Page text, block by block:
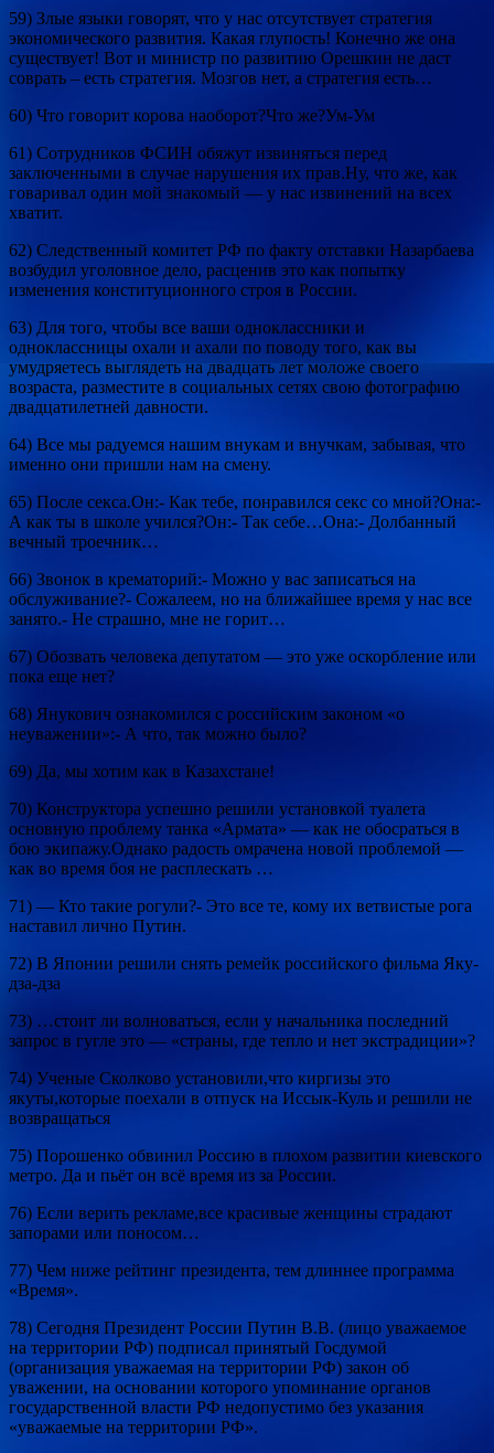
59) Злые языки говорят, что у нас отсутствует стратегия
экономического развития. Какая глупость! Конечно же она
существует! Вот и министр по развитию Орешкин не даст
соврать – есть стратегия. Мозгов нет, а стратегия есть…
60) Что говорит корова наоборот?Что же?Ум-Ум
61) Сотрудников ФСИН обяжут извиняться перед
заключенными в случае нарушения их прав.Ну, что же, как
говаривал один мой знакомый — у нас извинений на всех
хватит.
62) Следственный комитет РФ по факту отставки Назарбаева
возбудил уголовное дело, расценив это как попытку
изменения конституционного строя в России.
63) Для того, чтобы все ваши одноклассники и
одноклассницы охали и ахали по поводу того, как вы
умудряетесь выглядеть на двадцать лет моложе своего
возраста, разместите в социальных сетях свою фотографию
двадцатилетней давности.
64) Все мы радуемся нашим внукам и внучкам, забывая, что
именно они пришли нам на смену.
65) После секса.Он:- Как тебе, понравился секс со мной?Она:-
А как ты в школе учился?Он:- Так себе…Она:- Долбанный
вечный троечник…
66) Звонок в крематорий:- Можно у вас записаться на
обслуживание?- Сожалеем, но на ближайшее время у нас все
занято.- Не страшно, мне не горит…
67) Обозвать человека депутатом — это уже оскорбление или
пока еще нет?
68) Янукович ознакомился с российским законом «о
неуважении»:- А что, так можно было?
69) Да, мы хотим как в Казахстане!
70) Конструктора успешно решили установкой туалета
основную проблему танка «Армата» — как не обосраться в
бою экипажу.Однако радость омрачена новой проблемой —
как во время боя не расплескать …
71) — Кто такие рогули?- Это все те, кому их ветвистые рога
наставил лично Путин.
72) В Японии решили снять ремейк российского фильма Яку-
дза-дза
73) …стоит ли волноваться, если у начальника последний
запрос в гугле это — «страны, где тепло и нет экстрадиции»?
74) Ученые Сколково установили,что киргизы это
якуты,которые поехали в отпуск на Иссык-Куль и решили не
возвращаться
75) Порошенко обвинил Россию в плохом развитии киевского
метро. Да и пьёт он всё время из за России.
76) Если верить рекламе,все красивые женщины страдают
запорами или поносом…
77) Чем ниже рейтинг президента, тем длиннее программа
«Время».
78) Сегодня Президент России Путин В.В. (лицо уважаемое
на территории РФ) подписал принятый Госдумой
(организация уважаемая на территории РФ) закон об
уважении, на основании которого упоминание органов
государственной власти РФ недопустимо без указания
«уважаемые на территории РФ».